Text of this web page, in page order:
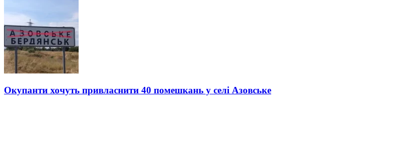
Окупанти хочуть привласнити 40 помешкань у селі Азовське